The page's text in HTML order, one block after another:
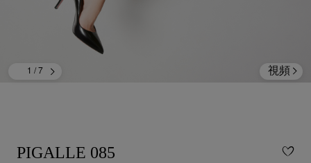
1 / 7 視頻
PIGALLE 085